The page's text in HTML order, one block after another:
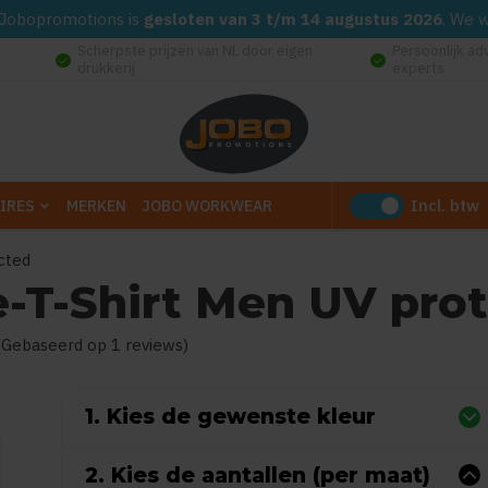
is gesloten van 3 t/m 14 augustus 2026. We
check_circle check_circle
MERKEN JOBO WORKWEAR Incl. btw
T-Shirt Men UV
is4 van de 5
op 1 reviews)
1. Kies de gewenste kleur
2. Kies de aantallen (per maat)